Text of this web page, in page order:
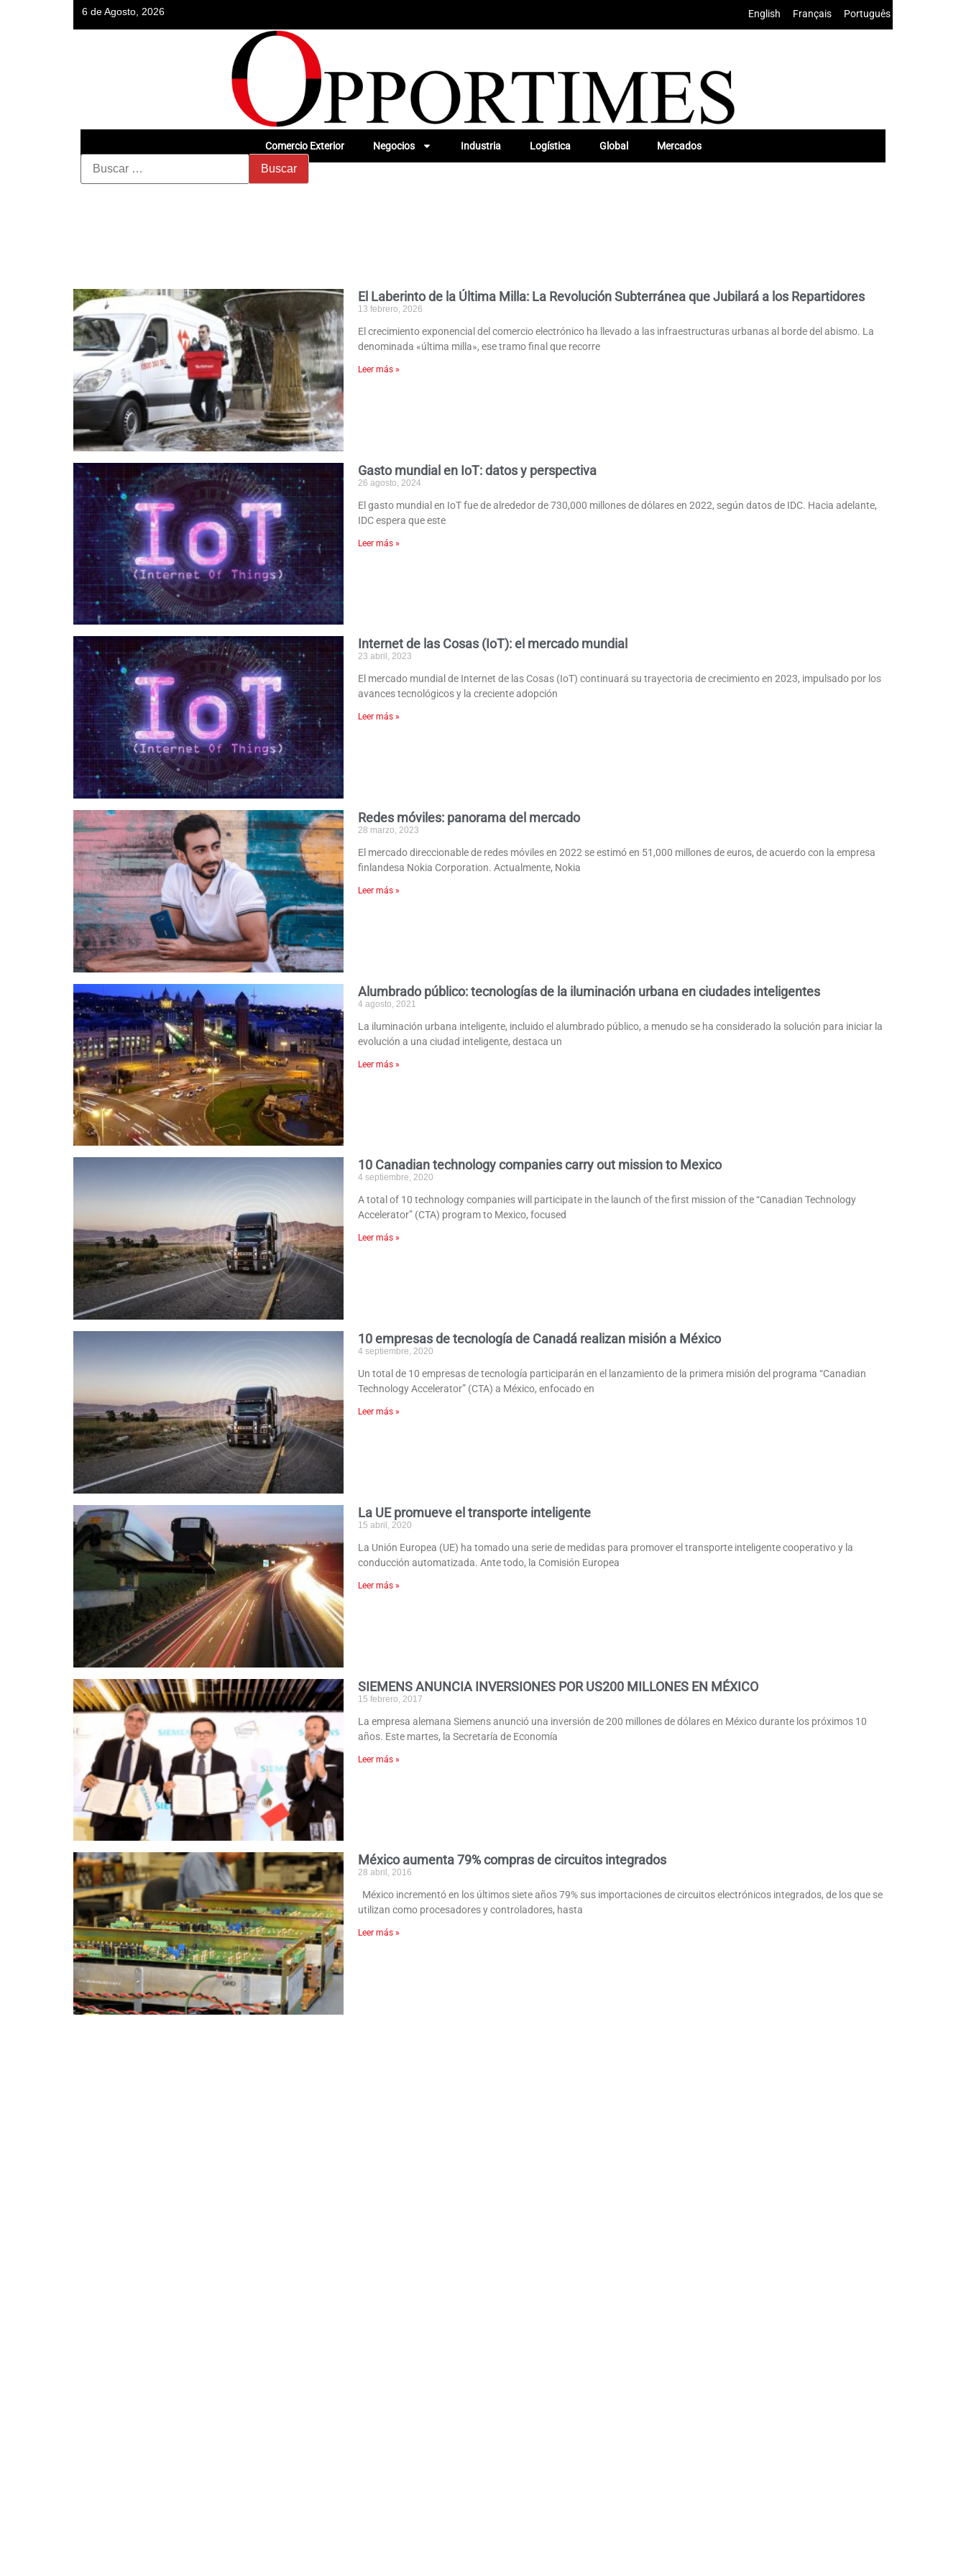
6 de Agosto, 2026 English Français Português
Comercio Exterior Negocios Industria Logística Global Mercados
El Laberinto de la Última Milla: La Revolución Subterránea que Jubilará a los Repartidores
13 febrero, 2026
El crecimiento exponencial del comercio electrónico ha llevado a las infraestructuras urbanas al borde del abismo. La
denominada «última milla», ese tramo final que recorre
Leer más »
Gasto mundial en IoT: datos y perspectiva
26 agosto, 2024
El gasto mundial en IoT fue de alrededor de 730,000 millones de dólares en 2022, según datos de IDC. Hacia adelante,
IDC espera que este
Leer más »
Internet de las Cosas (IoT): el mercado mundial
23 abril, 2023
El mercado mundial de Internet de las Cosas (IoT) continuará su trayectoria de crecimiento en 2023, impulsado por los
avances tecnológicos y la creciente adopción
Leer más »
Redes móviles: panorama del mercado
28 marzo, 2023
El mercado direccionable de redes móviles en 2022 se estimó en 51,000 millones de euros, de acuerdo con la empresa
finlandesa Nokia Corporation. Actualmente, Nokia
Leer más »
Alumbrado público: tecnologías de la iluminación urbana en ciudades inteligentes
4 agosto, 2021
La iluminación urbana inteligente, incluido el alumbrado público, a menudo se ha considerado la solución para iniciar la
evolución a una ciudad inteligente, destaca un
Leer más »
10 Canadian technology companies carry out mission to Mexico
4 septiembre, 2020
A total of 10 technology companies will participate in the launch of the first mission of the “Canadian Technology
Accelerator” (CTA) program to Mexico, focused
Leer más »
10 empresas de tecnología de Canadá realizan misión a México
4 septiembre, 2020
Un total de 10 empresas de tecnología participarán en el lanzamiento de la primera misión del programa “Canadian
Technology Accelerator” (CTA) a México, enfocado en
Leer más »
La UE promueve el transporte inteligente
15 abril, 2020
La Unión Europea (UE) ha tomado una serie de medidas para promover el transporte inteligente cooperativo y la
conducción automatizada. Ante todo, la Comisión Europea
Leer más »
SIEMENS ANUNCIA INVERSIONES POR US200 MILLONES EN MÉXICO
15 febrero, 2017
La empresa alemana Siemens anunció una inversión de 200 millones de dólares en México durante los próximos 10
años. Este martes, la Secretaría de Economía
Leer más »
México aumenta 79% compras de circuitos integrados
28 abril, 2016
México incrementó en los últimos siete años 79% sus importaciones de circuitos electrónicos integrados, de los que se
utilizan como procesadores y controladores, hasta
Leer más »